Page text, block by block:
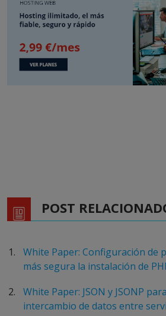
POST
White Paper: Configuración de
más segura la instalación de
White Paper: JSON y JSONP
intercambio de datos entre